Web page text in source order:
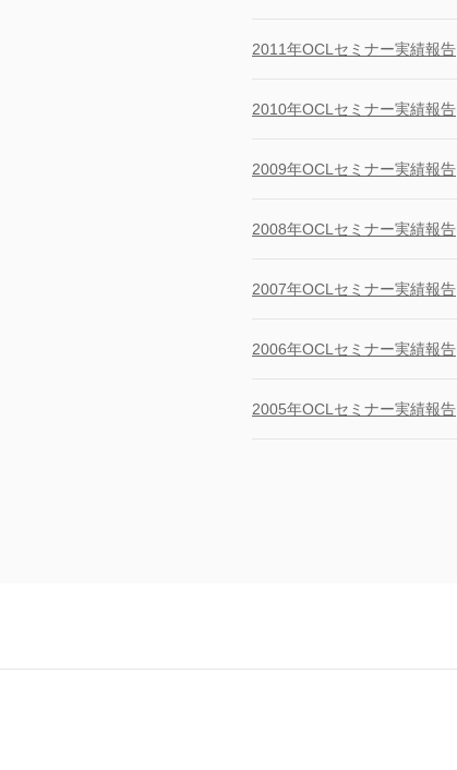
2011年OCLセミナー実績報告
2010年OCLセミナー実績報告
2009年OCLセミナー実績報告
2008年OCLセミナー実績報告
2007年OCLセミナー実績報告
2006年OCLセミナー実績報告
2005年OCLセミナー実績報告